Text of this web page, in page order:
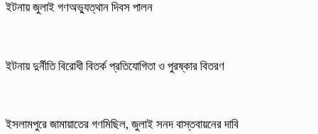
ইটনায় জুলাই গণঅভ্যুত্থান দিবস পালন
ইটনায় দুর্নীতি বিরোধী বিতর্ক প্রতিযোগিতা ও পুরষ্কার বিতরণ
ইসলামপুরে জামায়াতের গণমিছিল, জুলাই সনদ বাস্তবায়নের দাবি